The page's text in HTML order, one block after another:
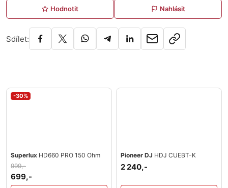
Hodnotit Nahlásit
Sdílet:
-30%
Superlux HD660 PRO 150 Ohm
999,-
699,-
Pioneer DJ HDJ CUEBT-K
2 240,-